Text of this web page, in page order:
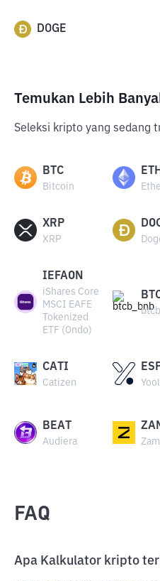
DOGE
Temukan Lebih
Seleksi kripto yang sedang
BTC
Bitcoin
ETH
XRP
XRP
IEFAON
iShares Core
MSCI EAFE
Tokenized
ETF (Ondo)
CATI
Catizen
BEAT
Audiera
FAQ
Apa Kalkulator kripto